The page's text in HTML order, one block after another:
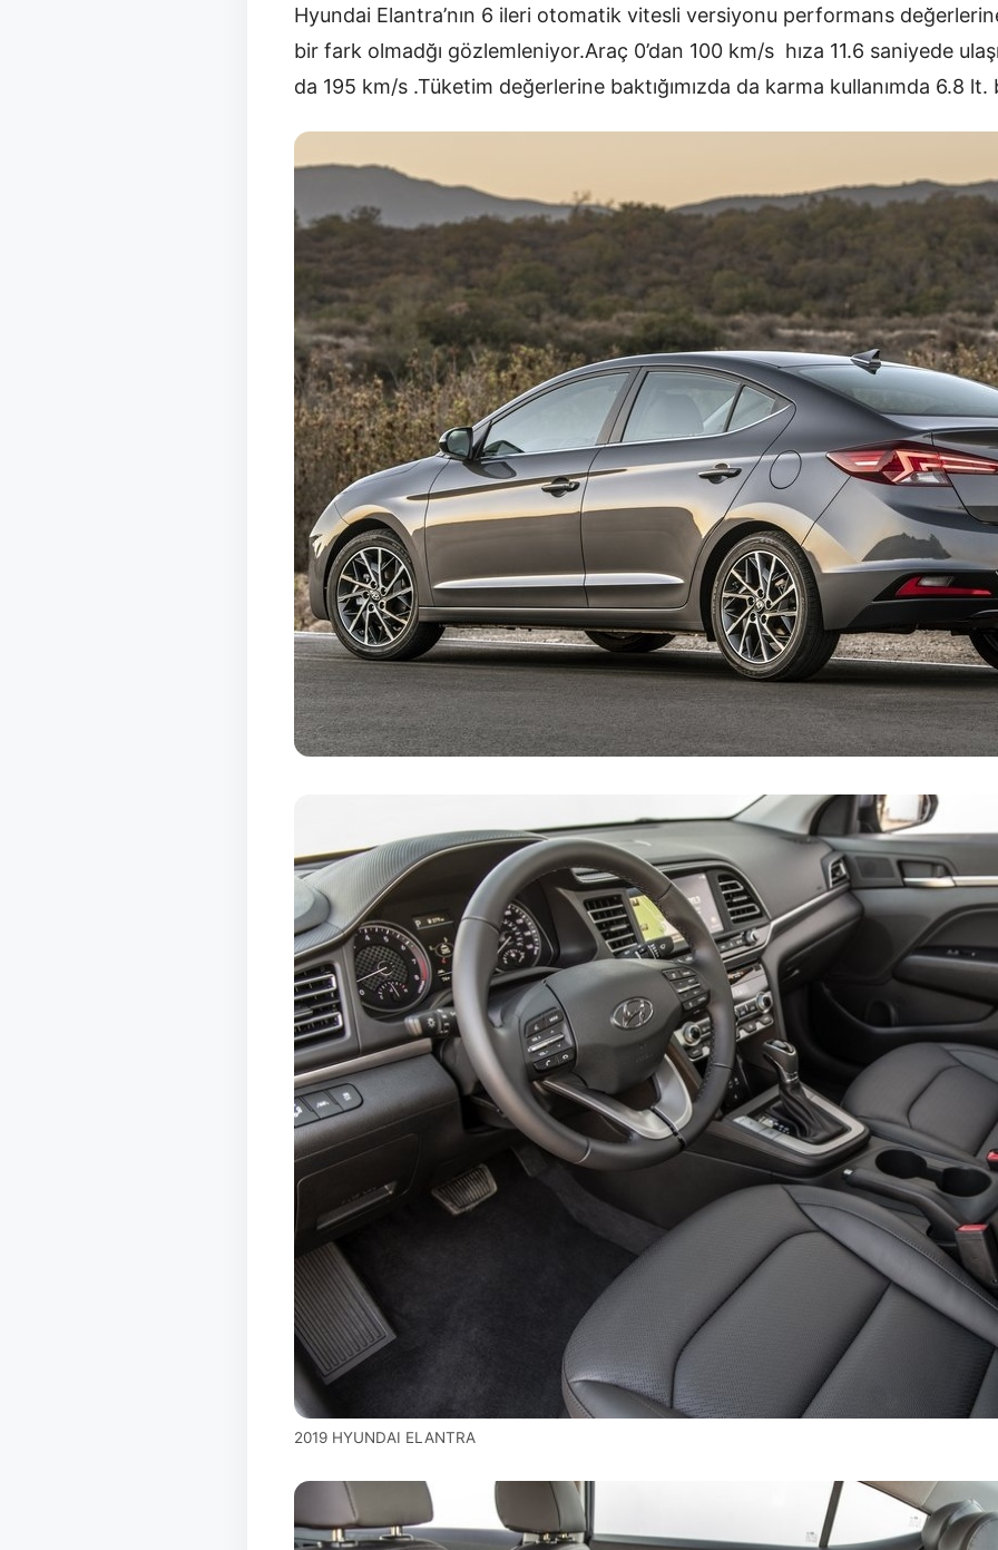
Hyundai Elantra’nın 6 ileri otomatik vitesli versiyonu performans değerlerine
bir fark olmadğı gözlemleniyor.Araç 0’dan 100 km/s hıza 11.6 saniyede
da 195 km/s .Tüketim değerlerine baktığımızda da karma kullanımda 6.8
2019 HYUNDAI ELANTRA